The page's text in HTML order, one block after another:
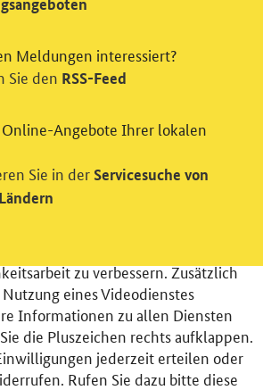
für Wirtschaft und Energie
Inhaltsverzeichnis
Tracking und / oder
Stelle um Ihre Einwilligung für
unserer Webseite: Wir
zu verbessern. Zusätzlich
eines Videodienstes
Informationen zu allen Diensten
die Pluszeichen rechts aufklappen.
jederzeit erteilen oder
Rufen Sie dazu bitte diese
Meldungen interessiert?
Sie den RSS-Feed
Online-Angebote Ihrer lokalen
Sie in der Servicesuche von